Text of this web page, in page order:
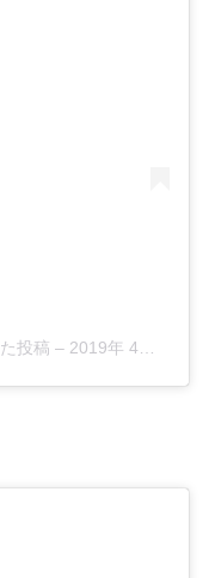
投稿 – 2019年 4月月22日午前8時20分PDT